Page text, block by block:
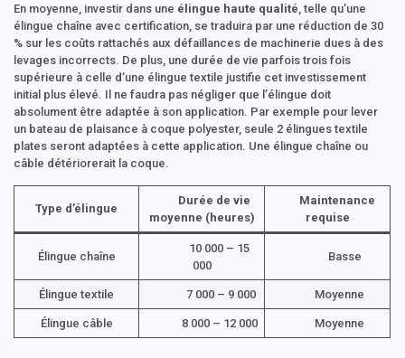
En moyenne, investir dans une élingue haute qualité , telle qu’une
élingue chaîne avec certification, se traduira par une réduction de 30
% sur les coûts rattachés aux défaillances de machinerie dues à des
levages incorrects. De plus, une durée de vie parfois trois fois
supérieure à celle d’une élingue textile justifie cet investissement
initial plus élevé. Il ne faudra pas négliger que l’élingue doit
absolument être adaptée à son application. Par exemple pour lever
un bateau de plaisance à coque polyester, seule 2 élingues textile
plates seront adaptées à cette application. Une élingue chaîne ou
câble détériorerait la coque.
Type d’élingue
Durée de vie
moyenne (heures)
Maintenance
requise
Élingue chaîne
10 000 – 15
000
Basse
Élingue textile 7 000 – 9 000 Moyenne
Élingue câble 8 000 – 12 000 Moyenne